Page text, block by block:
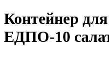
Контейнер
ЕДПО-10